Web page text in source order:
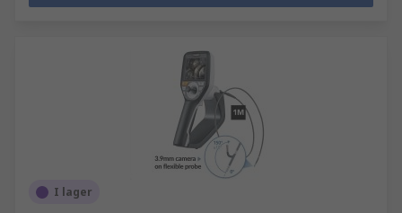
I lager